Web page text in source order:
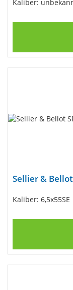
Kaliber:
Sellier & Bellot
Kaliber: 6,5x55SE